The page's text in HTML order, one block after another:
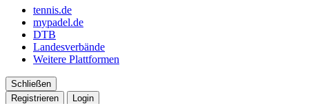
tennis.de
mypadel.de
DTB
Landesverbände
Weitere Plattformen
Schließen
Registrieren
Login